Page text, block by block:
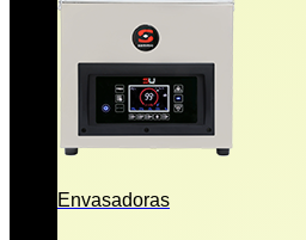
Envasadoras